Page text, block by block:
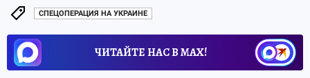
СПЕЦОПЕРАЦИЯ НА УКРАИНЕ
ЧИТАЙТЕ НАС В МАХ!